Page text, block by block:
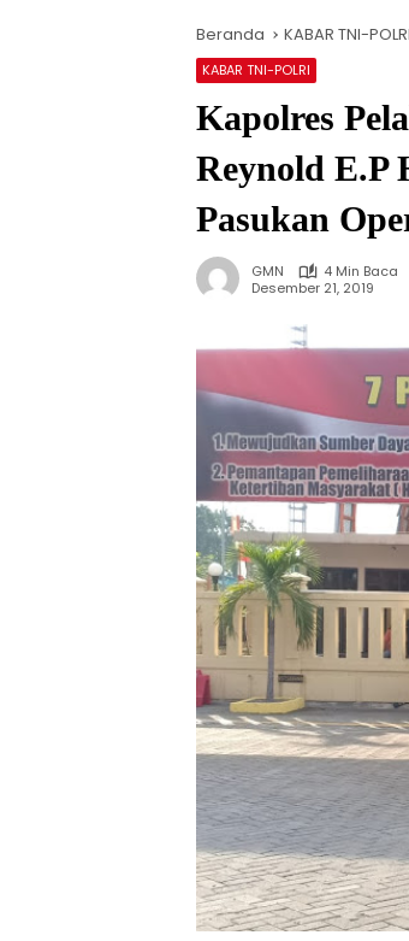
Beranda KABAR TNI-POLRI
KABAR TNI-POLRI
Kapolres
Reynold E.P
Pasukan
GMN
4 Min Baca
Desember 21, 2019